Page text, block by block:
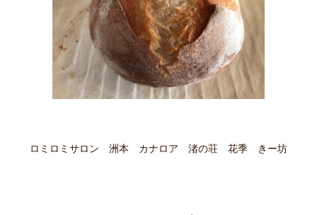
ロミロミサロン 洲本 カナロア 渚の荘 花季 きー坊